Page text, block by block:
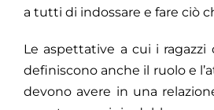
a tutti di indossare e fare ciò
Le aspettative a cui i ragazzi
definiscono anche il ruolo e
devono avere in una